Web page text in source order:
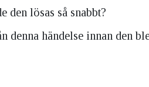
den lösas så snabbt?
händelse innan den